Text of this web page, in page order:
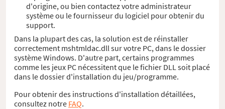
d'origine, ou bien contactez votre administrateur
système ou le fournisseur du logiciel pour obtenir du
support.
Dans la plupart des cas, la solution est de réinstaller
correctement mshtmldac.dll sur votre PC, dans le dossier
système Windows. D'autre part, certains programmes
comme les jeux PC nécessitent que le fichier DLL soit placé
dans le dossier d'installation du jeu/programme.
Pour obtenir des instructions d'installation détaillées,
consultez notre FAQ.